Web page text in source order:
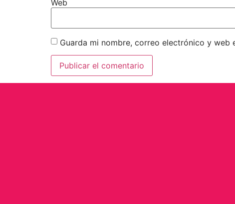
Web
Guarda mi nombre, correo electrónico y